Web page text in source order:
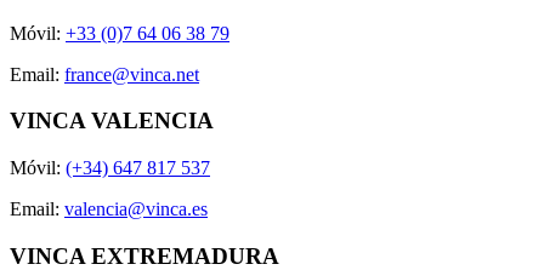
Móvil: +33 (0)7 64 06 38 79
Email: france@vinca.net
VINCA VALENCIA
Móvil: (+34) 647 817 537
Email: valencia@vinca.es
VINCA EXTREMADURA